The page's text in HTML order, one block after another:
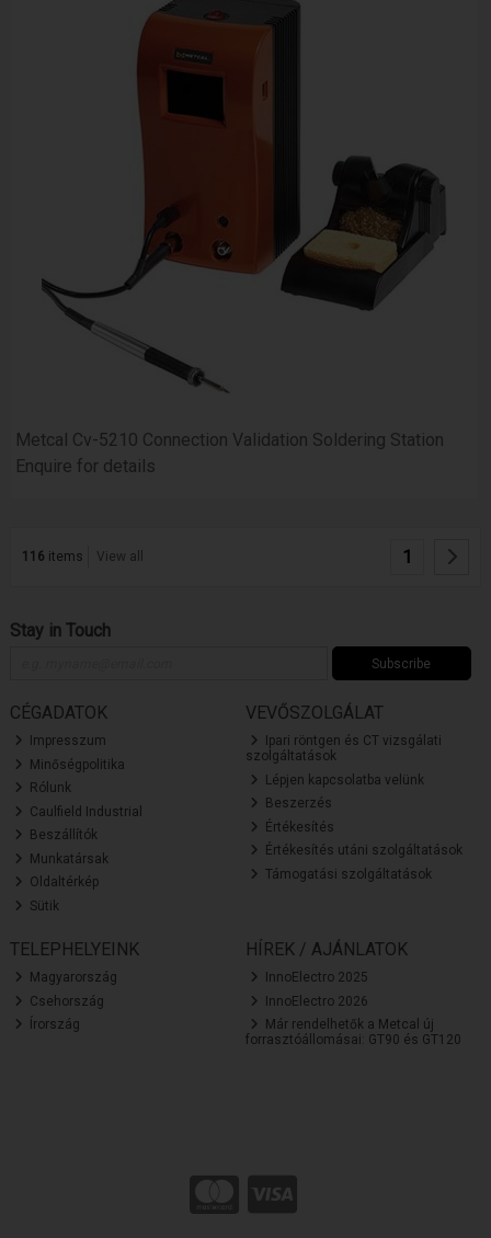
Metcal Cv-5210 Connection Validation Soldering Station
Enquire for details
116 items View all 1
Stay in Touch
Subscribe
CÉGADATOK
Impresszum
Minőségpolitika
Rólunk
Caulfield Industrial
Beszállítók
Munkatársak
Oldaltérkép
Sütik
VEVŐSZOLGÁLAT
Ipari röntgen és CT vizsgálati
szolgáltatások
Lépjen kapcsolatba velünk
Beszerzés
Értékesítés
Értékesítés utáni szolgáltatások
Támogatási szolgáltatások
TELEPHELYEINK
Magyarország
Csehország
Írország
HÍREK / AJÁNLATOK
InnoElectro 2025
InnoElectro 2026
Már rendelhetők a Metcal új
forrasztóállomásai: GT90 és GT120